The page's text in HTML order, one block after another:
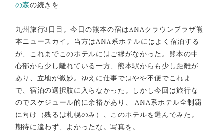
の森の続きを
九州旅行3日目。今日の熊本の宿はANAクラウンプラザ熊
本ニュースカイ。当方はANA系ホテルにはよく宿泊する
が、これまでこのホテルにはご縁がなかった。熊本の中
心部から少し離れている一方、熊本駅からも少し距離が
あり、立地が微妙。ゆえに仕事ではやや不便でこれま
で、宿泊の選択肢に入らなかった。しかし今回は旅行な
のでスケジュール的に余裕があり、 ANA系ホテル全制覇
に向け（残るは札幌のみ）、このホテルを選んでみた。
期待に違わず、よかったな。写真を。